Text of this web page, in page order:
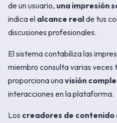
de un usuario, una impresión
indica el alcance realde tus
discusiones profesionales.
El sistema contabiliza las
miembro consulta varias
proporciona unavisión
interacciones en la plataforma.
Los creadores de contenido